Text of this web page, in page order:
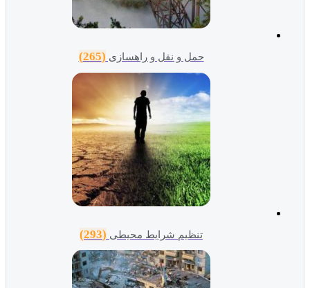
حمل و نقل و راهسازی(265)
تنظیم شرایط محیطی(293)